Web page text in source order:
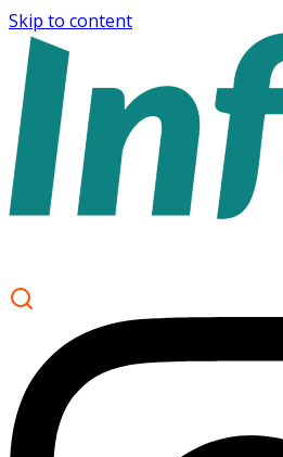
Skip to content